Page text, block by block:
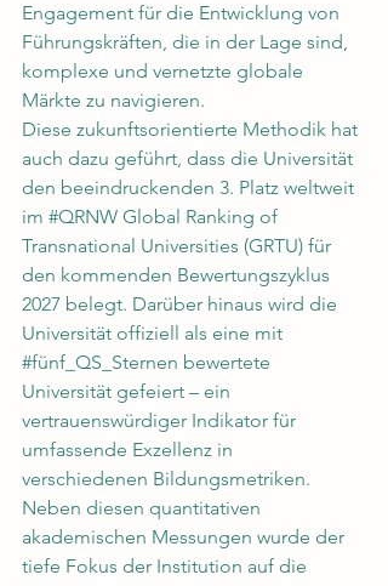
Engagement für die Entwicklung von
Führungskräften, die in der Lage sind,
komplexe und vernetzte globale
Märkte zu navigieren.
Diese zukunftsorientierte Methodik hat
auch dazu geführt, dass die Universität
den beeindruckenden 3. Platz weltweit
im #QRNW Global Ranking of
Transnational Universities (GRTU) für
den kommenden Bewertungszyklus
2027 belegt. Darüber hinaus wird die
Universität offiziell als eine mit
#fünf_QS_Sternen bewertete
Universität gefeiert – ein
vertrauenswürdiger Indikator für
umfassende Exzellenz in
verschiedenen Bildungsmetriken.
Neben diesen quantitativen
akademischen Messungen wurde der
tiefe Fokus der Institution auf die